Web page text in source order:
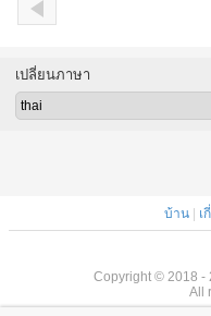
เปลี่ยนภาษา
บ้าน เ
Copyright © 2018 -
All